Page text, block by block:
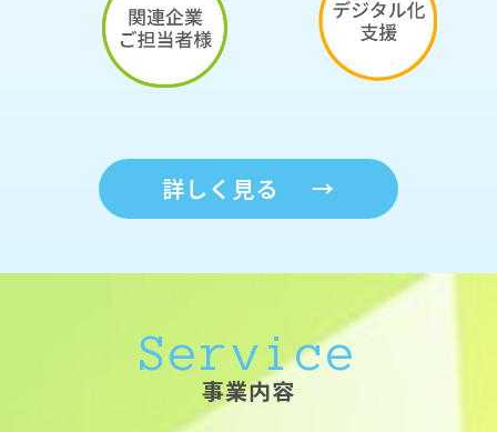
詳しく見る →
Service
事業内容